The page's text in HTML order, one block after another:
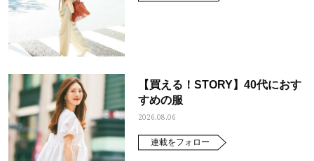
すす
ママとパパに贈る「ジェンダーレ
ス学」
タログ
【買える！STORY】40代におす
すめの服
2026.08.06
連載をフォロー